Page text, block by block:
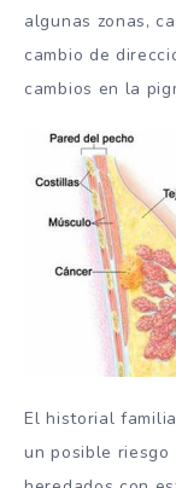
algunas zonas,
cambio de
cambios en la
El historial
un posible riesgo